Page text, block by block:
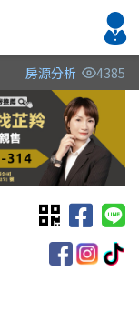
不限
不限
不限
房源分析 4385